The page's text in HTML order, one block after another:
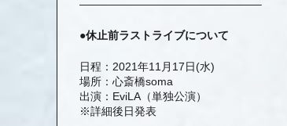
————————————————–
●休止前ラストライブについて
日程：2021年11月17日(水)
場所：心斎橋soma
出演：EviLA（単独公演）
※詳細後日発表